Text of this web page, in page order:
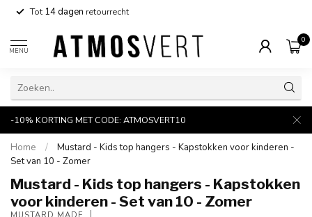
Tot14 dagen retourrecht
MENU
0
-10% KORTING MET CODE: ATMOSVERT10
Home /
Mustard - Kids top hangers - Kapstokken voor kinderen -
Set van 10 - Zomer
Mustard - Kids top hangers - Kapstokken
voor kinderen - Set van 10 - Zomer
MUSTARD MADE